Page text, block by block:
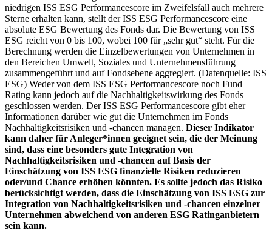
niedrigen ISS ESG Performancescore im Zweifelsfall auch mehrere
Sterne erhalten kann, stellt der ISS ESG Performancescore eine
absolute ESG Bewertung des Fonds dar. Die Bewertung von ISS
ESG reicht von 0 bis 100, wobei 100 für „sehr gut“ steht. Für die
Berechnung werden die Einzelbewertungen von Unternehmen in
den Bereichen Umwelt, Soziales und Unternehmensführung
zusammengeführt und auf Fondsebene aggregiert. (Datenquelle: ISS
ESG) Weder von dem ISS ESG Performancescore noch Fund
Rating kann jedoch auf die Nachhaltigkeitswirkung des Fonds
geschlossen werden. Der ISS ESG Performancescore gibt eher
Informationen darüber wie gut die Unternehmen im Fonds
Nachhaltigkeitsrisiken und -chancen managen. Dieser Indikator
kann daher für Anleger*innen geeignet sein, die der Meinung
sind, dass eine besonders gute Integration von
Nachhaltigkeitsrisiken und -chancen auf Basis der
Einschätzung von ISS ESG finanzielle Risiken reduzieren
oder/und Chance erhöhen könnten. Es sollte jedoch das Risiko
berücksichtigt werden, dass die Einschätzung von ISS ESG zur
Integration von Nachhaltigkeitsrisiken und -chancen einzelner
Unternehmen abweichend von anderen ESG Ratinganbietern
sein kann.